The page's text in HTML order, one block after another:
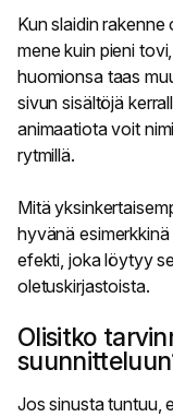
Kun slaidin rakenne
mene kuin pieni
huomionsa taas
sivun sisältöjä
animaatiota voit
rytmillä.
Mitä
hyvänä
efekti, joka löytyy
oletuskirjastoista.
Olisitko
Jos sinusta tuntuu,